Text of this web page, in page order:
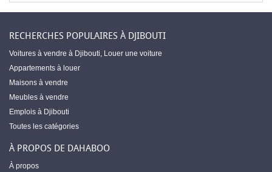
RECHERCHES POPULAIRES À DJIBOUTI
Voitures à vendre à Djibouti, Louer une voiture
Appartements à louer
Maisons à vendre
Meubles à vendre
Emplois à Djibouti
Toutes les catégories
À PROPOS DE DAHABOO
À propos